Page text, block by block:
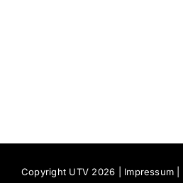
Copyright UTV 2026 | Impressum